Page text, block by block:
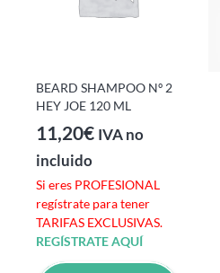
BEARD SHAMPOO Nº 2
HEY JOE 120 ML
11,20€ IVA no
incluido
Si eres PROFESIONAL
regístrate para tener
TARIFAS EXCLUSIVAS.
REGÍSTRATE AQUÍ